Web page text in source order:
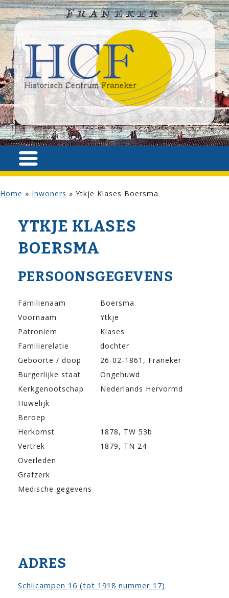
Home » Inwoners » Ytkje Klases Boersma
YTKJE KLASES
BOERSMA
PERSOONSGEGEVENS
Familienaam
Boersma
Voornaam
Ytkje
Patroniem
Klases
Familierelatie
dochter
Geboorte / doop
26-02-1861, Franeker
Burgerlijke staat
Ongehuwd
Kerkgenootschap
Nederlands Hervormd
Huwelijk
Beroep
Herkomst
1878, TW 53b
Vertrek
1879, TN 24
Overleden
Grafzerk
Medische gegevens
ADRES
Schilcampen 16 (tot 1918 nummer 17)